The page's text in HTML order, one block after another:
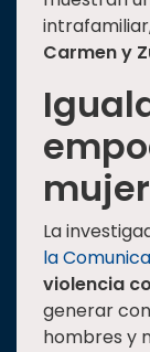
Carmen y
La
la
violencia
generar
hombres y